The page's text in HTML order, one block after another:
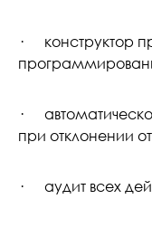
· конструктор
·
при отклонении
· аудит всех